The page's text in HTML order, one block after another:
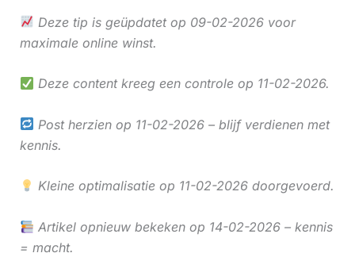
Deze tip is geüpdatet op 09-02-2026 voor
maximale online winst.
Deze content kreeg een controle op 11-02-2026.
Post herzien op 11-02-2026 – blijf verdienen met
kennis.
Kleine optimalisatie op 11-02-2026 doorgevoerd.
Artikel opnieuw bekeken op 14-02-2026 – kennis
= macht.